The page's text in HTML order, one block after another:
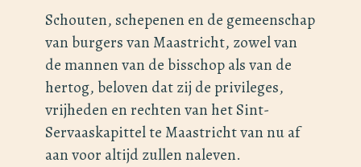
Schouten, schepenen en de gemeenschap
van burgers van Maastricht, zowel van
de mannen van de bisschop als van de
hertog, beloven dat zij de privileges,
vrijheden en rechten van het Sint-
Servaaskapittel te Maastricht van nu af
aan voor altijd zullen naleven.